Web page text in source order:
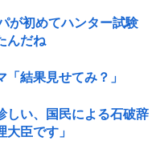
が初めてハンター試験
んだね
結果見せてみ？」
しい、国民による石破辞
臣です」